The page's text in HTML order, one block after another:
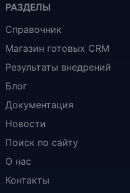
РАЗДЕЛЫ
Справочник
Магазин готовых CRM
Результаты внедрений
Блог
Документация
Новости
Поиск по сайту
О нас
Контакты